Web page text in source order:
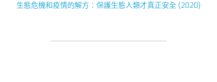
生態危機和疫情的解方：保護生態人類才真正安全 (2020)